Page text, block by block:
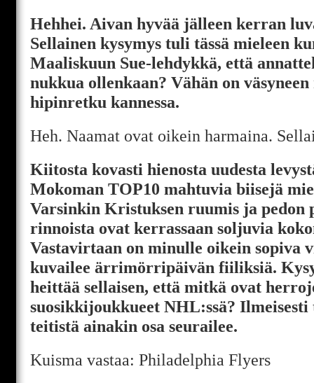
Hehhei. Aivan hyvää jälleen kerran
Sellainen kysymys tuli tässä mieleen
Maaliskuun Sue-lehdykkä, että
nukkua ollenkaan? Vähän on
hipinretku kannessa.
Heh. Naamat ovat oikein harmaina.
Kiitosta kovasti hienosta uudesta
Mokoman TOP10 mahtuvia biisejä
Varsinkin Kristuksen ruumis ja pedon
rinnoista ovat kerrassaan soljuvia
Vastavirtaan on minulle oikein sopiva
kuvailee ärrimörripäivän fiiliksiä.
heittää sellaisen, että mitkä ovat
suosikkijoukkueet NHL:ssä? Ilmeisesti
teitistä ainakin osa seurailee.
Kuisma vastaa: Philadelphia Flyers